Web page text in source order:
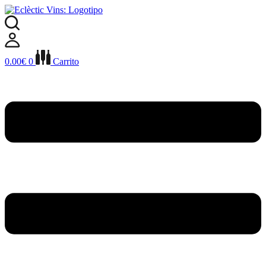
Ir
al
contenido
0.00€ 0 Carrito